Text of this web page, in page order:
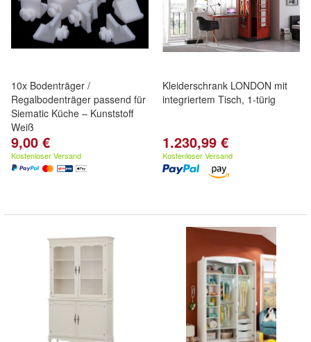
10x Bodenträger /
Regalbodenträger passend für
Siematic Küche – Kunststoff
Weiß
9,00 €
Kostenloser Versand
Kleiderschrank LONDON mit
integriertem Tisch, 1-türig
1.230,99 €
Kostenloser Versand